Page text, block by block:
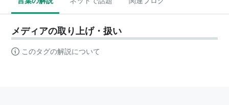
メディアの取り上げ・扱い
このタグの解説について